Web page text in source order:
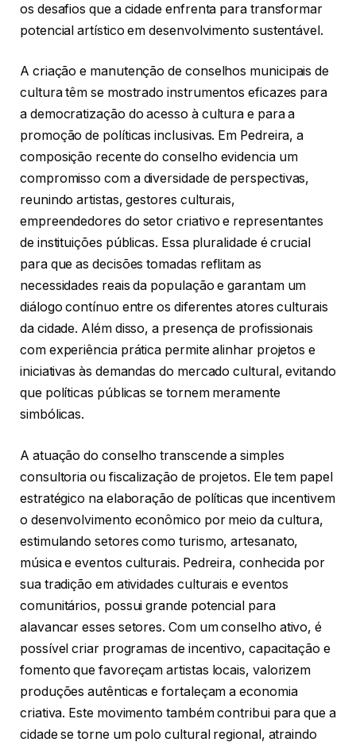
os desafios que a cidade enfrenta para transformar
potencial artístico em desenvolvimento sustentável.
A criação e manutenção de conselhos municipais de
cultura têm se mostrado instrumentos eficazes para
a democratização do acesso à cultura e para a
promoção de políticas inclusivas. Em Pedreira, a
composição recente do conselho evidencia um
compromisso com a diversidade de perspectivas,
reunindo artistas, gestores culturais,
empreendedores do setor criativo e representantes
de instituições públicas. Essa pluralidade é crucial
para que as decisões tomadas reflitam as
necessidades reais da população e garantam um
diálogo contínuo entre os diferentes atores culturais
da cidade. Além disso, a presença de profissionais
com experiência prática permite alinhar projetos e
iniciativas às demandas do mercado cultural, evitando
que políticas públicas se tornem meramente
simbólicas.
A atuação do conselho transcende a simples
consultoria ou fiscalização de projetos. Ele tem papel
estratégico na elaboração de políticas que incentivem
o desenvolvimento econômico por meio da cultura,
estimulando setores como turismo, artesanato,
música e eventos culturais. Pedreira, conhecida por
sua tradição em atividades culturais e eventos
comunitários, possui grande potencial para
alavancar esses setores. Com um conselho ativo, é
possível criar programas de incentivo, capacitação e
fomento que favoreçam artistas locais, valorizem
produções autênticas e fortaleçam a economia
criativa. Este movimento também contribui para que a
cidade se torne um polo cultural regional, atraindo